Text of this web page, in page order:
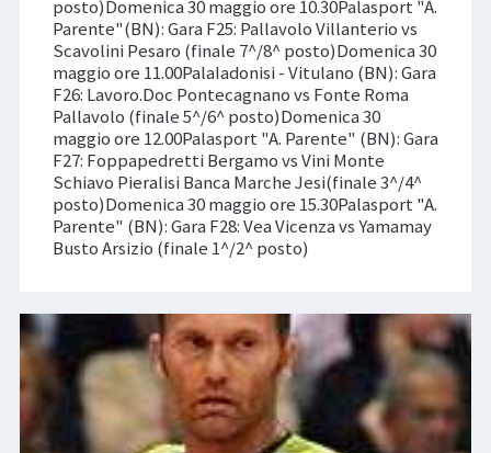
posto)Domenica 30 maggio ore 10.30Palasport "A.
Parente"(BN): Gara F25: Pallavolo Villanterio vs
Scavolini Pesaro (finale 7^/8^ posto)Domenica 30
maggio ore 11.00PalaIadonisi - Vitulano (BN): Gara
F26: Lavoro.Doc Pontecagnano vs Fonte Roma
Pallavolo (finale 5^/6^ posto)Domenica 30
maggio ore 12.00Palasport "A. Parente" (BN): Gara
F27: Foppapedretti Bergamo vs Vini Monte
Schiavo Pieralisi Banca Marche Jesi(finale 3^/4^
posto)Domenica 30 maggio ore 15.30Palasport "A.
Parente" (BN): Gara F28: Vea Vicenza vs Yamamay
Busto Arsizio (finale 1^/2^ posto)